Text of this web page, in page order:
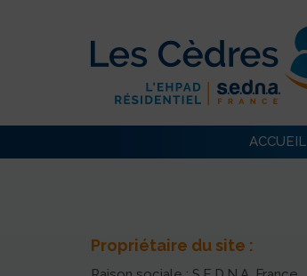
ACCUEIL
Propriétaire du site :